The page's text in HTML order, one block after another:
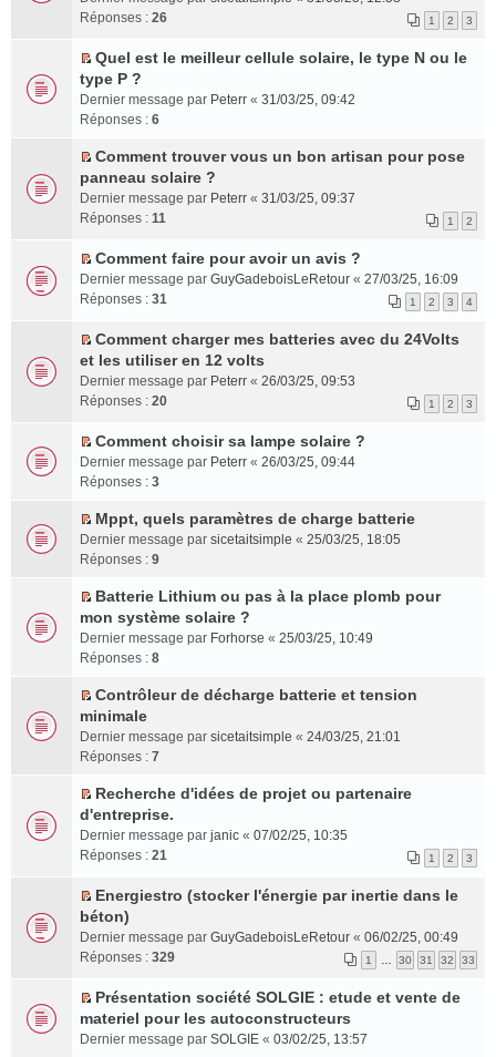
té
c
n
t
l
u
r
é
c
e
u
l
p
l
u
s
é
c
e
n
n
o
u
l
e
u
s
r
c
e
n
s
a
e
n
o
n
l
e
p
u
s
r
c
e
n
t
e
m
e
s
a
g
e
n
e
p
u
s
r
é
e
n
t
t
e
m
e
s
g
e
n
n
e
p
l
s
r
é
e
n
t
n
u
e
e
s
g
e
n
n
l
u
e
p
l
u
r
é
c
t
Réponses : 26 1 2 3
C
o
n
u
l
t
e
e
m
s
g
e
n
n
u
e
u
s
r
c
e
n
t
Quel est le meilleur cellule solaire, le type N ou le
type P ?
Dernier message par Peterr « 31/03/25, 09:42
Réponses : 6
C
o
n
u
t
m
e
s
a
g
e
o
n
e
u
s
r
c
e
n
t
Comment trouver vous un bon artisan pour pose
panneau solaire ?
Dernier message par Peterr « 31/03/25, 09:37
Réponses : 11 1 2
C
o
s
t
e
m
e
s
s
g
e
n
o
u
l
e
u
s
r
c
e
n
t
Comment faire pour avoir un avis ?
Dernier message par GuyGadeboisLeRetour « 27/03/25, 16:09
Réponses : 31 1 2 3 4
C
o
n
u
t
l
e
e
s
s
a
e
n
o
n
u
l
e
p
u
s
r
é
e
n
t
Comment charger mes batteries avec du 24Volts
et les utiliser en 12 volts
Dernier message par Peterr « 26/03/25, 09:53
Réponses : 20 1 2 3
C
o
s
u
l
e
r
l
e
e
s
s
a
e
n
o
n
u
l
e
p
u
s
r
Comment choisir sa lampe solaire ?
Dernier message par Peterr « 26/03/25, 09:44
Réponses : 3
C
o
s
u
l
t
r
l
e
m
s
a
g
n
o
n
l
e
p
Mppt, quels paramètres de charge batterie
Dernier message par sicetaitsimple « 25/03/25, 18:05
Réponses : 9
C
o
n
u
l
t
e
e
m
e
s
a
g
e
o
Batterie Lithium ou pas à la place plomb pour
mon système solaire ?
Dernier message par Forhorse « 25/03/25, 10:49
Réponses : 8
C
o
n
u
l
t
e
e
e
s
Contrôleur de décharge batterie et tension
minimale
Dernier message par sicetaitsimple « 24/03/25, 21:01
Réponses : 7
C
o
n
u
l
e
m
e
Recherche d'idées de projet ou partenaire
d'entreprise.
Dernier message par janic « 07/02/25, 10:35
Réponses : 21 1 2 3
C
o
n
u
Energiestro (stocker l'énergie par inertie dans le
béton)
Dernier message par GuyGadeboisLeRetour « 06/02/25, 00:49
Réponses : 329 1 30 31 32 33
C
o
Présentation société SOLGIE : etude et vente de
materiel pour les autoconstructeurs
Dernier message par SOLGIE « 03/02/25, 13:57